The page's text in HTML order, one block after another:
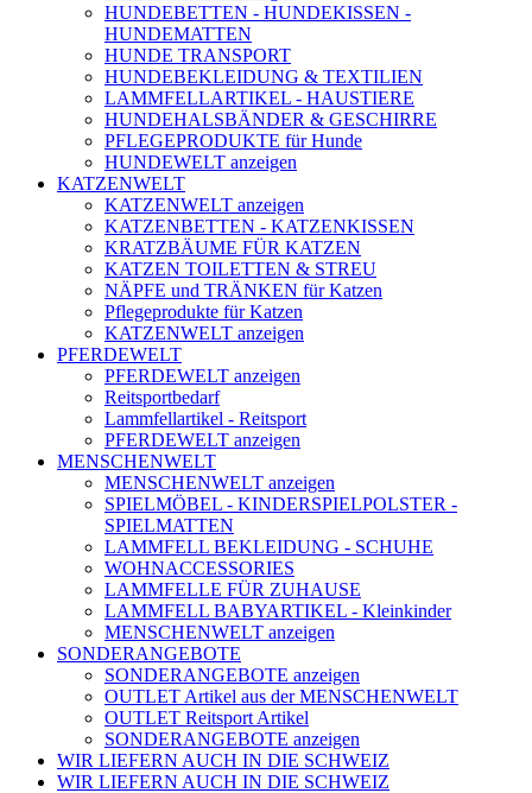
HUNDEBETTEN - HUNDEKISSEN -
HUNDEMATTEN
HUNDE TRANSPORT
HUNDEBEKLEIDUNG & TEXTILIEN
LAMMFELLARTIKEL - HAUSTIERE
HUNDEHALSBÄNDER & GESCHIRRE
PFLEGEPRODUKTE für Hunde
HUNDEWELT anzeigen
KATZENWELT
KATZENWELT anzeigen
KATZENBETTEN - KATZENKISSEN
KRATZBÄUME FÜR KATZEN
KATZEN TOILETTEN & STREU
NÄPFE und TRÄNKEN für Katzen
Pflegeprodukte für Katzen
KATZENWELT anzeigen
PFERDEWELT
PFERDEWELT anzeigen
Reitsportbedarf
Lammfellartikel - Reitsport
PFERDEWELT anzeigen
MENSCHENWELT
MENSCHENWELT anzeigen
SPIELMÖBEL - KINDERSPIELPOLSTER -
SPIELMATTEN
LAMMFELL BEKLEIDUNG - SCHUHE
WOHNACCESSORIES
LAMMFELLE FÜR ZUHAUSE
LAMMFELL BABYARTIKEL - Kleinkinder
MENSCHENWELT anzeigen
SONDERANGEBOTE
SONDERANGEBOTE anzeigen
OUTLET Artikel aus der MENSCHENWELT
OUTLET Reitsport Artikel
SONDERANGEBOTE anzeigen
WIR LIEFERN AUCH IN DIE SCHWEIZ
WIR LIEFERN AUCH IN DIE SCHWEIZ